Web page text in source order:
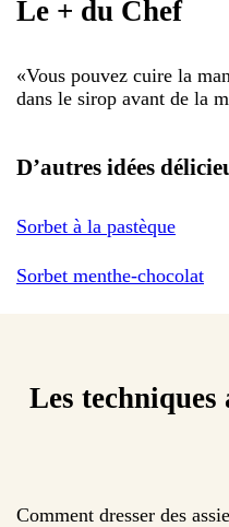
Le + du Chef
«Vous pouvez cuire la
dans le sirop avant de la
D’autres idées
Sorbet à la pastèque
Sorbet menthe-chocolat
Les techniques
Comment dresser des